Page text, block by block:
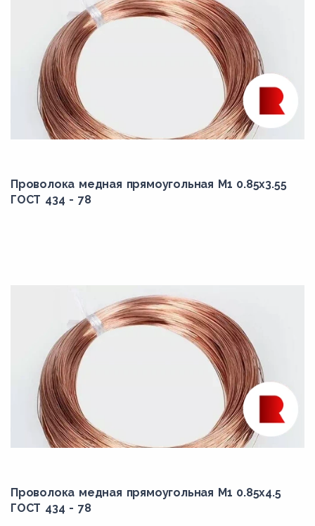
Проволока медная прямоугольная М1 0.85x3.55
ГОСТ 434 - 78
Проволока медная прямоугольная М1 0.85x4.5
ГОСТ 434 - 78